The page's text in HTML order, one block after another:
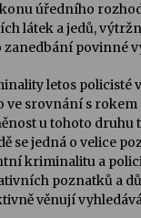
úředního
látek a jedů,
zanedbání povinné
letos policisté
ve srovnání s
u tohoto
se jedná o velice
kriminalitu a
poznatků a
věnují